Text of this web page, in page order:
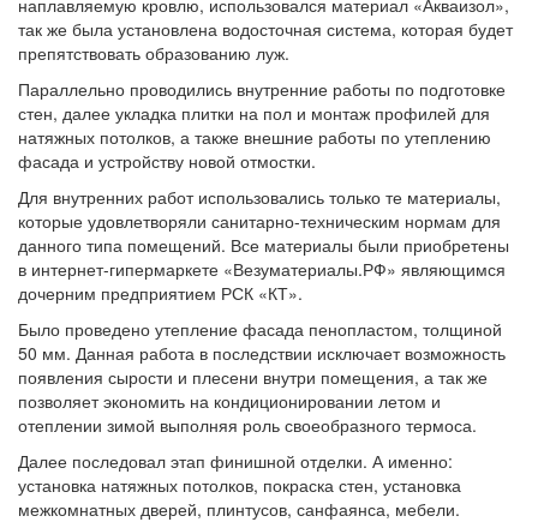
так же была установлена водосточная система, которая будет
препятствовать образованию луж.
Параллельно проводились внутренние работы по подготовке
стен, далее укладка плитки на пол и монтаж профилей для
натяжных потолков, а также внешние работы по утеплению
фасада и устройству новой отмостки.
Для внутренних работ использовались только те материалы,
которые удовлетворяли санитарно-техническим нормам для
данного типа помещений. Все материалы были приобретены
в интернет-гипермаркете «Везуматериалы.РФ» являющимся
дочерним предприятием РСК «КТ».
Было проведено утепление фасада пенопластом, толщиной
50 мм. Данная работа в последствии исключает возможность
появления сырости и плесени внутри помещения, а так же
позволяет экономить на кондиционировании летом и
отеплении зимой выполняя роль своеобразного термоса.
Далее последовал этап финишной отделки. А именно:
установка натяжных потолков, покраска стен, установка
межкомнатных дверей, плинтусов, санфаянса, мебели.